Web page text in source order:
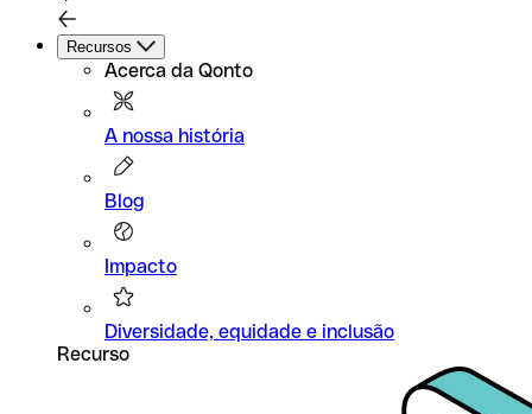
Recursos
Acerca da Qonto
A nossa história
Blog
Impacto
Diversidade, equidade e inclusão
Recurso